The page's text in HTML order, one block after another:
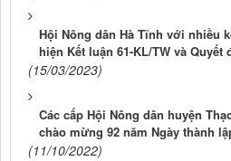
Hội Nông dân Hà Tĩnh với nhiều
hiện Kết luận 61-KL/TW và Quyết
(15/03/2023)
Các cấp Hội Nông dân huyện
chào mừng 92 năm Ngày thành
(11/10/2022)